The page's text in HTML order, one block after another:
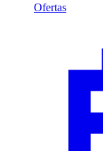
Ofertas